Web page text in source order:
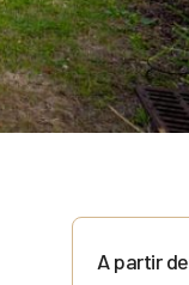
A partir de